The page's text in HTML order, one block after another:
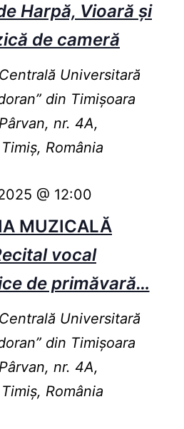
Harpă, Vioară și
de cameră
Universitară
din Timişoara
nr. 4A,
România
MUZICALĂ
vocal
de primăvară…
@ 12:00
Universitară
din Timişoara
nr. 4A,
România